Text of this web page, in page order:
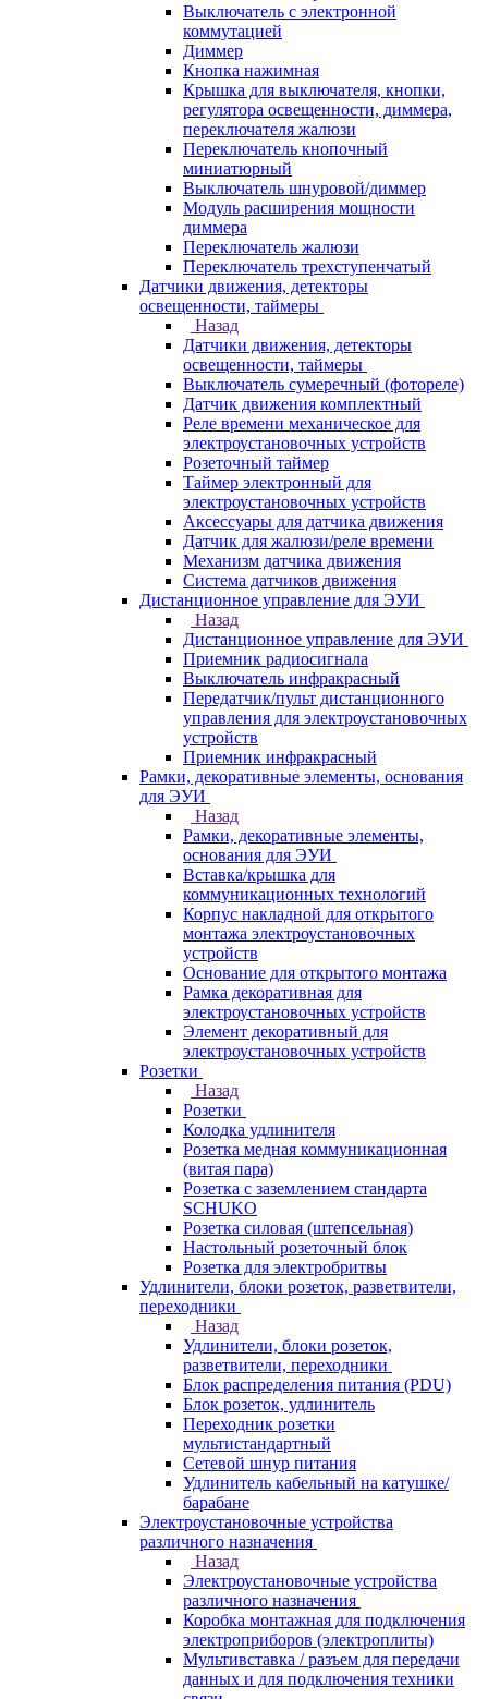
Выключатель с электронной
коммутацией
Диммер
Кнопка нажимная
Крышка для выключателя, кнопки,
регулятора освещенности, диммера,
переключателя жалюзи
Переключатель кнопочный
миниатюрный
Выключатель шнуровой/диммер
Модуль расширения мощности
диммера
Переключатель жалюзи
Переключатель трехступенчатый
Датчики движения, детекторы
освещенности, таймеры
Назад
Датчики движения, детекторы
освещенности, таймеры
Выключатель сумеречный (фотореле)
Датчик движения комплектный
Реле времени механическое для
электроустановочных устройств
Розеточный таймер
Таймер электронный для
электроустановочных устройств
Аксессуары для датчика движения
Датчик для жалюзи/реле времени
Механизм датчика движения
Система датчиков движения
Дистанционное управление для ЭУИ
Назад
Дистанционное управление для ЭУИ
Приемник радиосигнала
Выключатель инфракрасный
Передатчик/пульт дистанционного
управления для электроустановочных
устройств
Приемник инфракрасный
Рамки, декоративные элементы, основания
для ЭУИ
Назад
Рамки, декоративные элементы,
основания для ЭУИ
Вставка/крышка для
коммуникационных технологий
Корпус накладной для открытого
монтажа электроустановочных
устройств
Основание для открытого монтажа
Рамка декоративная для
электроустановочных устройств
Элемент декоративный для
электроустановочных устройств
Розетки
Назад
Розетки
Колодка удлинителя
Розетка медная коммуникационная
(витая пара)
Розетка с заземлением стандарта
SCHUKO
Розетка силовая (штепсельная)
Настольный розеточный блок
Розетка для электробритвы
Удлинители, блоки розеток, разветвители,
переходники
Назад
Удлинители, блоки розеток,
разветвители, переходники
Блок распределения питания (PDU)
Блок розеток, удлинитель
Переходник розетки
мультистандартный
Сетевой шнур питания
Удлинитель кабельный на катушке/
барабане
Электроустановочные устройства
различного назначения
Назад
Электроустановочные устройства
различного назначения
Коробка монтажная для подключения
электроприборов (электроплиты)
Мультивставка / разъем для передачи
данных и для подключения техники